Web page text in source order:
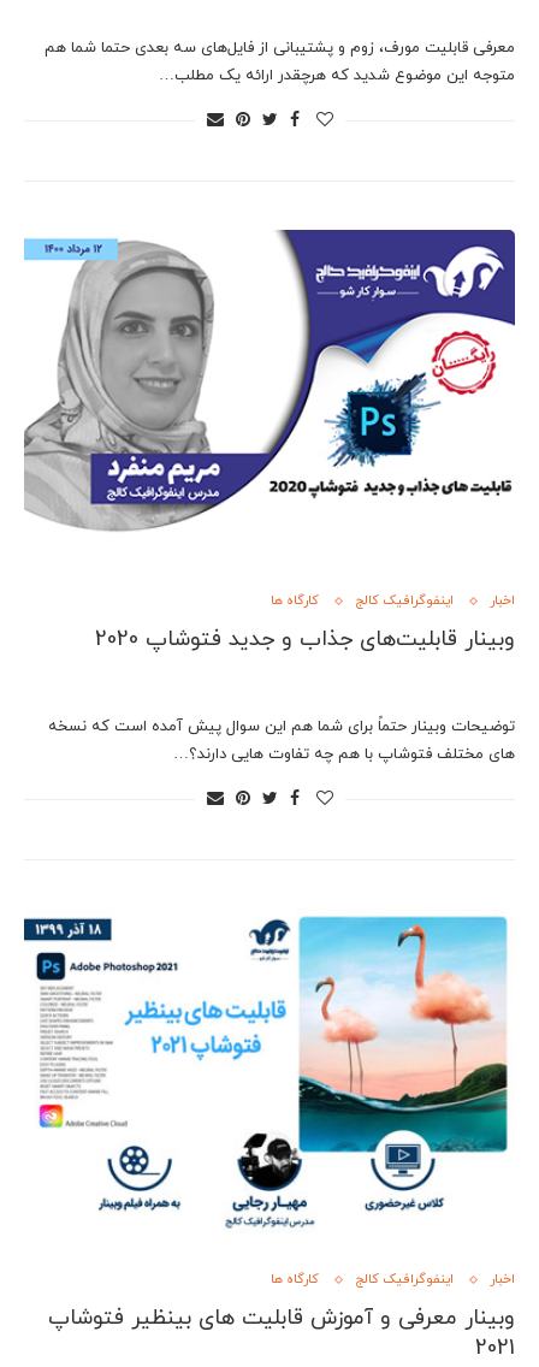
معرفی قابلیت مورف، زوم و پشتیبانی از فایل‌های سه بعدی حتما شما هم
متوجه این موضوع شدید که هرچقدر ارائه یک مطلب…
اخبار اینفوگرافیک کالج کارگاه ها
وبینار قابلیت‌های جذاب و جدید فتوشاپ 2020
توضیحات وبینار حتماً برای شما هم اين سوال پيش آمده است که نسخه
های مختلف فتوشاپ با هم چه تفاوت هايی دارند؟…
اخبار اینفوگرافیک کالج کارگاه ها
وبینار معرفی و آموزش قابلیت های بینظیر فتوشاپ
2021